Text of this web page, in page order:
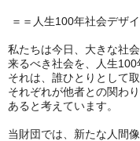
＝＝人生100年社会デザ
私たちは今日、大きな社
来るべき社会を、人生100
それは、誰ひとりとして
それぞれが他者との関わ
あると考えています。
当財団では、新たな人間